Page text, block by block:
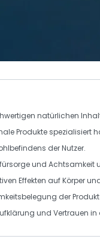
natürlichen
Produkte spezialisiert
der Nutzer.
und Achtsamkeit
Effekten auf Körper
der
und Vertrauen in